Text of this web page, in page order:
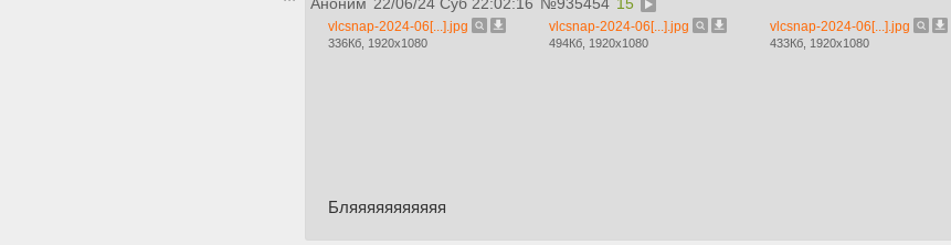
Аноним 22/06/24 Суб 22:02:16 №935454 15
vlcsnap-2024-06[...].jpg
336Кб, 1920x1080
vlcsnap-2024-06[...].jpg
494Кб, 1920x1080
vlcsnap-2024-06[...].jpg
433Кб, 1920x1080
Бляяяяяяяяяяя